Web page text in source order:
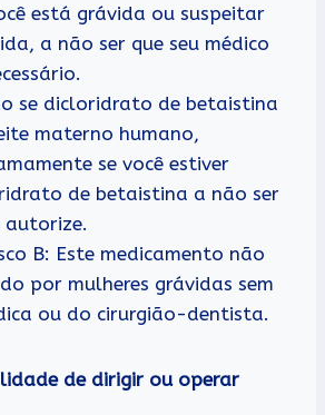
está grávida ou suspeitar
a não ser que seu médico
se dicloridrato de betaistina
materno humano,
se você estiver
de betaistina a não ser
autorize.
B: Este medicamento não
por mulheres grávidas sem
ou do cirurgião-dentista.
de dirigir ou operar